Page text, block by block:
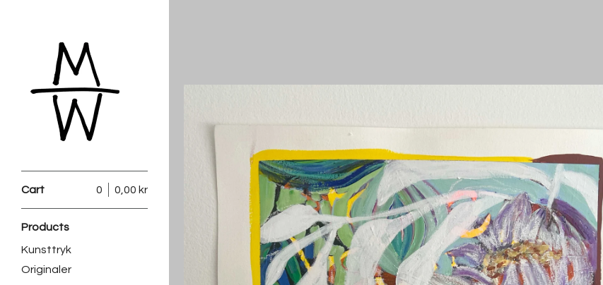
Cart 0,00 kr
0
Products
Kunsttryk
Originaler